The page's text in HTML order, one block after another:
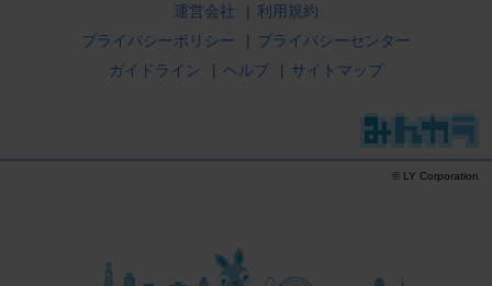
運営会社 | 利用規約
プライバシーポリシー
| プライバシーセンター
ガイドライン
| ヘルプ | サイトマップ
© LY Corporation